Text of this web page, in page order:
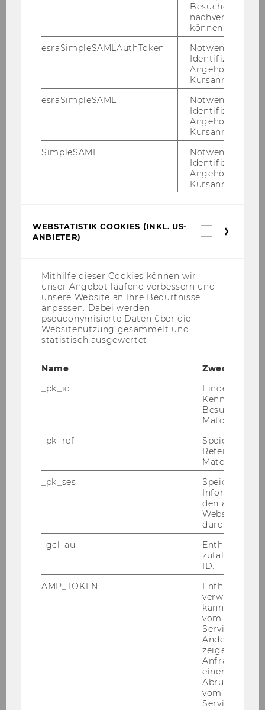
Flavia de Gaspari, M.A.
Universitätsassistentin prae doc
flavia.de.gaspari@wu.ac.at
Ass.Prof. M.A. Dr.phil. Regina
Mehmet Ali Icbay, Ph.D.
Universitätsassistent prae doc
mehmet.ali.icbay@wu.ac.at
Besuchers
nachverfolgen
können.
esraSimpleSAMLAuthToken
Notwendig zur
Identifizierung
Angehörige/r für
Kursanmeldung.
esraSimpleSAML
Notwendig zur
Identifizierung
Angehörige/r für
Kursanmeldung.
SimpleSAML
Notwendig zur
Identifizierung
Angehörige/r für
Kursanmeldung.
WEBSTATISTIK COOKIES (INKL. US-
ANBIETER)
Mithilfe dieser Cookies können wir
unser Angebot laufend verbessern und
unsere Website an Ihre Bedürfnisse
anpassen. Dabei werden
pseudonymisierte Daten über die
Websitenutzung gesammelt und
statistisch ausgewertet.
Name
Zweck
_pk_id
Eindeutige
Besuchers
Matomo.
_pk_ref
Speicherung
Referrers
Matomo.
_pk_ses
Speicherung
den aktuellen
durch
_gcl_au
Enthält eine
ID.
AMP_TOKEN
Enthält ein
verwendet
kann, um
vom AMP-
Service
Andere
zeigen Opt-
Anfrage im
einen Fehler
Abrufen
vom AMP
Service an.